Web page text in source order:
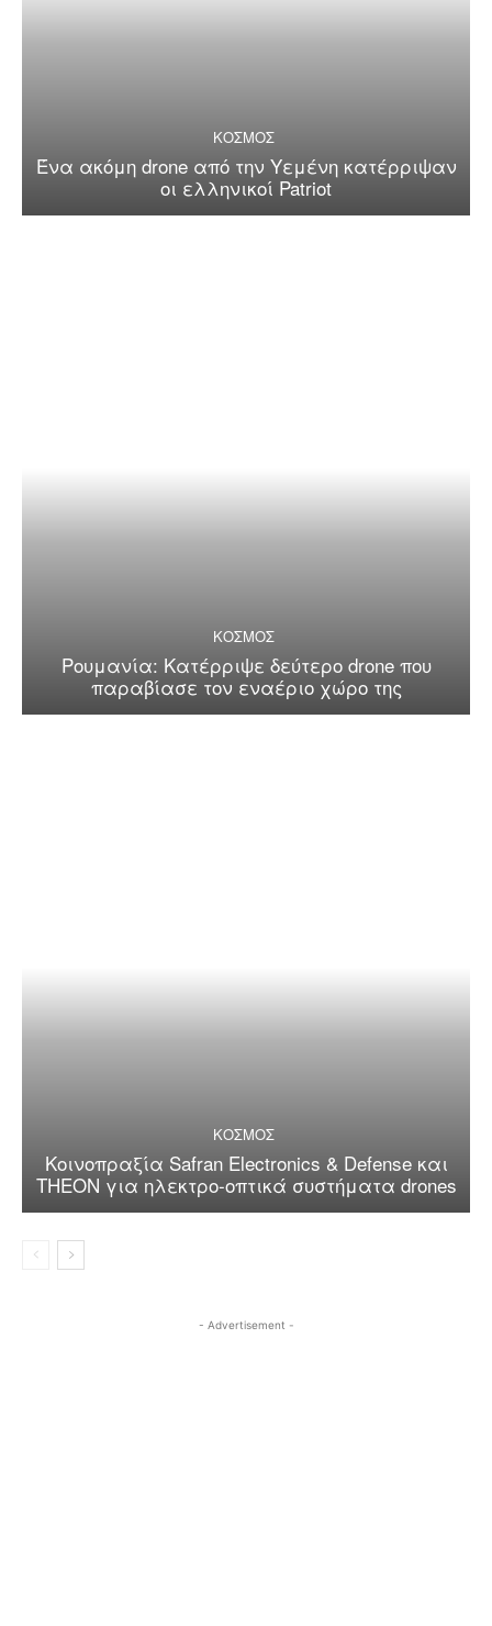
ΚΟΣΜΟΣ
Ένα ακόμη drone από την Υεμένη κατέρριψαν
οι ελληνικοί Patriot
ΚΟΣΜΟΣ
Ρουμανία: Κατέρριψε δεύτερο drone που
παραβίασε τον εναέριο χώρο της
ΚΟΣΜΟΣ
Κοινοπραξία Safran Electronics & Defense και
THEON για ηλεκτρο-οπτικά συστήματα drones
- Advertisement -